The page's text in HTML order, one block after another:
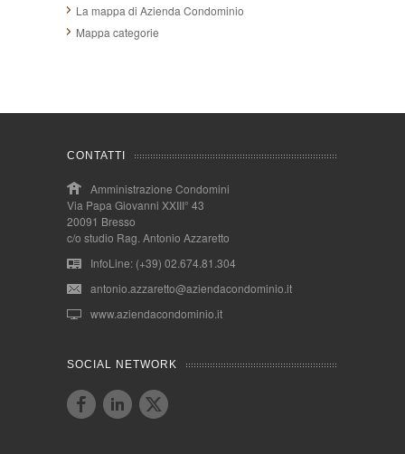
La mappa di Azienda Condominio
Mappa categorie
CONTATTI
Amministrazione Condomini
Via Papa Giovanni XXIII° 43
20091 Bresso
c/o studio Rag. Antonio Azzaretto
InfoLine: (+39) 02.674.81.304
antonio.azzaretto@aziendacondominio.it
www.aziendacondominio.it
SOCIAL NETWORK